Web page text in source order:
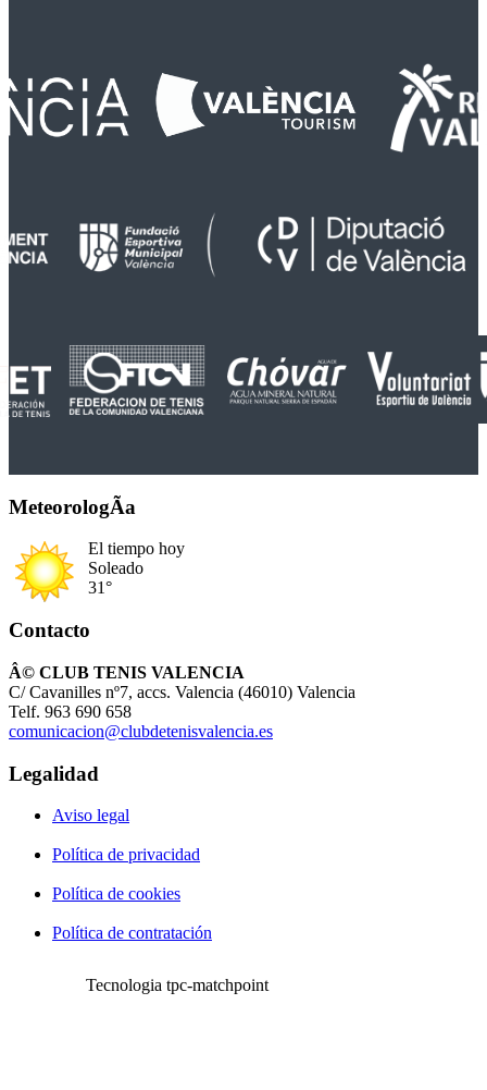
MeteorologÃ­a
El tiempo hoy
Soleado
31°
Contacto
Â© CLUB TENIS VALENCIA
C/ Cavanilles nº7, accs. Valencia (46010) Valencia
Telf. 963 690 658
comunicacion@clubdetenisvalencia.es
Legalidad
Aviso legal
Política de privacidad
Política de cookies
Política de contratación
Tecnologia tpc-matchpoint